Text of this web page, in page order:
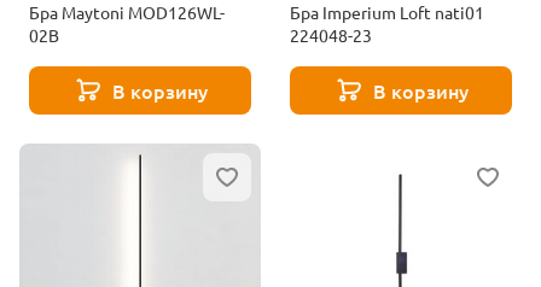
Бра Maytoni MOD126WL-
02B
В корзину
Бра Imperium Loft nati01
224048-23
В корзину